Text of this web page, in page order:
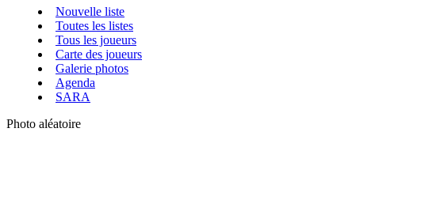
Nouvelle liste
Toutes les listes
Tous les joueurs
Carte des joueurs
Galerie photos
Agenda
SARA
Photo aléatoire